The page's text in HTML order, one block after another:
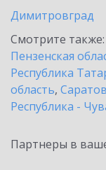
Димитровград
Смотрите также:
Пензенская
Республика
область,
Республика -
Партнеры в